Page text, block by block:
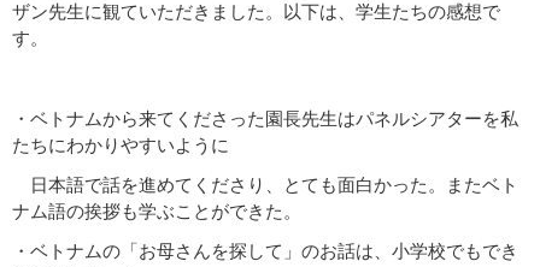
ザン先生に観ていただきました。以下は、学生たちの感想で
す。
・ベトナムから来てくださった園長先生はパネルシアターを私
たちにわかりやすいように
日本語で話を進めてくださり、とても面白かった。またベト
ナム語の挨拶も学ぶことができた。
・ベトナムの「お母さんを探して」のお話は、小学校でもでき